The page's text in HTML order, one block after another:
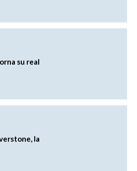
su real
la